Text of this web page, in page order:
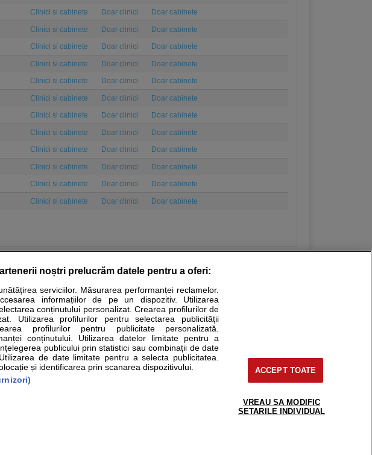
Clinici si cabinete Doar clinici Doar cabinete
Clinici si cabinete Doar clinici
Doar cabinete
Clinici si cabinete Doar clinici Doar cabinete
Clinici si cabinete Doar clinici
Doar cabinete
Clinici si cabinete Doar clinici Doar cabinete
Clinici si cabinete Doar clinici
Doar cabinete
Clinici si cabinete Doar clinici Doar cabinete
Clinici si cabinete Doar clinici
Doar cabinete
Clinici si cabinete Doar clinici Doar cabinete
Clinici si cabinete Doar clinici
Doar cabinete
Clinici si cabinete Doar clinici Doar cabinete
Clinici si cabinete Doar clinici Doar cabinete
Calculatoare Stiri medicale
au scop informativ si educational. Ele nu pot substitui consultul medical direct si
pe sfatulmedicului.ro sa consultati fie medicul Dvs., fie unul dintre medicii pe care
support@sfatulmedicului.ro
noștri prelucrăm datele pentru a oferi:
serviciilor. Măsurarea performanței reclamelor.
informațiilor de pe un dispozitiv. Utilizarea
conținutului personalizat. Crearea profilurilor de
Utilizarea profilurilor pentru selectarea publicității
profilurilor pentru publicitate personalizată.
conținutului. Utilizarea datelor limitate pentru a
publicului prin statistici sau combinații de date
de date limitate pentru a selecta publicitatea.
și identificarea prin scanarea dispozitivului.
ACCEPT TOATE
VREAU SA MODIFIC
SETARILE INDIVIDUAL